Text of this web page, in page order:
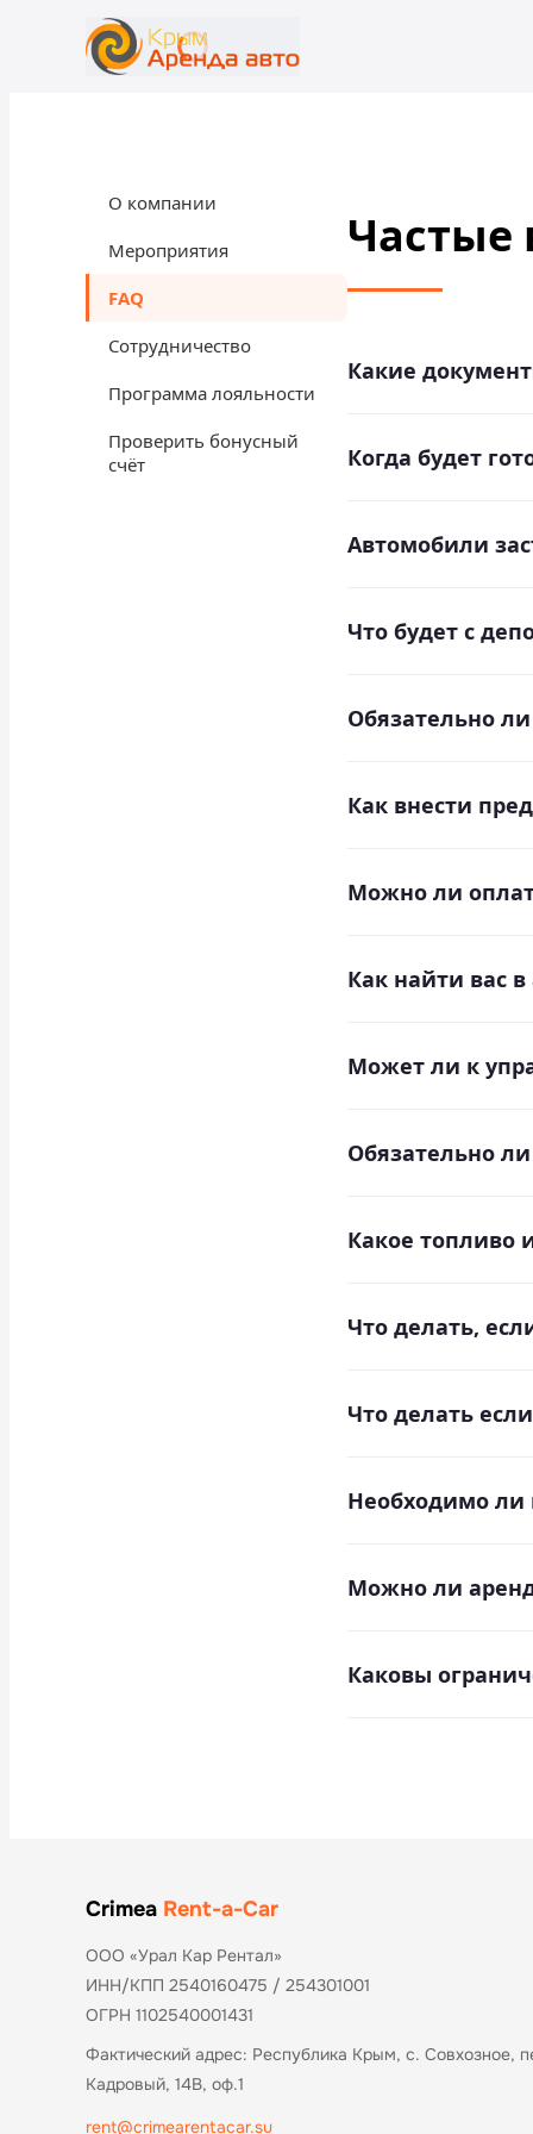
О компании
Мероприятия
FAQ
Сотрудничество
Программа лояльности
Проверить бонусный
счёт
Частые
Какие
удостоверение (с
Когда будет
Автомобили
ограничена
Что будет с
аренды
Обязательно
Как внести
Можно ли
Как найти вас в
Может ли к
предъявляемым к
Обязательно
виде с полным
Какое топливо
дизельным
Что делать,
причину поломки.
Что делать
Необходимо ли
шины и набор
Можно ли
Каковы
Crimea Rent-a-Car
ООО «Урал Кар Рентал»
ИНН/КПП 2540160475 / 254301001
ОГРН 1102540001431
Фактический адрес: Республика Крым, с. Совхозное,
Кадровый, 14В, оф.1
rent@crimearentacar.su